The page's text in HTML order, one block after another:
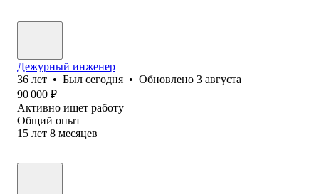
Дежурный инженер
36 лет • Был сегодня • Обновлено 3 августа
90 000 ₽
Активно ищет работу
Общий опыт
15 лет 8 месяцев